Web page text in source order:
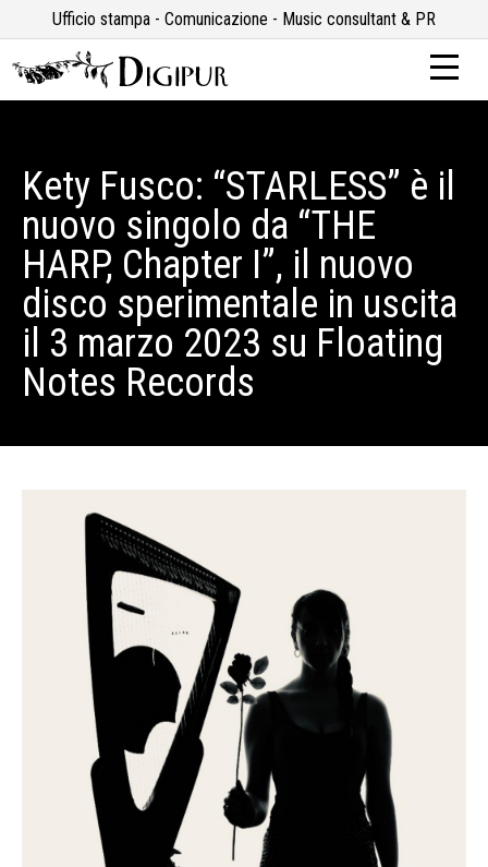
Ufficio stampa - Comunicazione - Music consultant & PR
Kety Fusco: “STARLESS” è il
nuovo singolo da “THE
HARP, Chapter I”, il nuovo
disco sperimentale in uscita
il 3 marzo 2023 su Floating
Notes Records